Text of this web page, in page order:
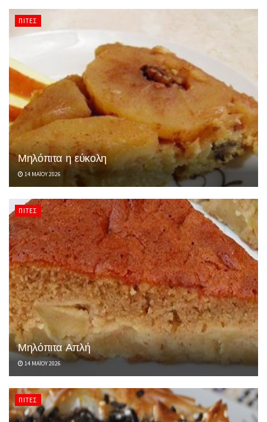
ΠΊΤΕΣ
Μηλόπιτα η εύκολη
14 ΜΑΪ́ΟΥ 2026
ΠΊΤΕΣ
Μηλόπιτα Απλή
14 ΜΑΪ́ΟΥ 2026
ΠΊΤΕΣ